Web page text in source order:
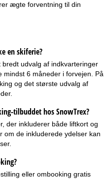
ægte forventning til din
en skiferie?
udvalg af indkvarteringer
mindst 6 måneder i forvejen. På
og det største udvalg af
tilbuddet hos SnowTrex?
, der inkluderer både liftkort og
om de inkluderede ydelser kan
eller ombooking gratis